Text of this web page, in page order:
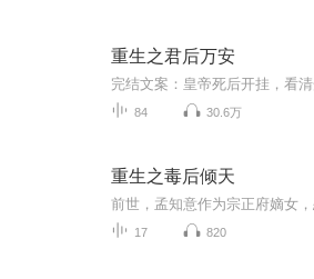
重生之君后万安
84 30.6万
重生之毒后倾天
17 820